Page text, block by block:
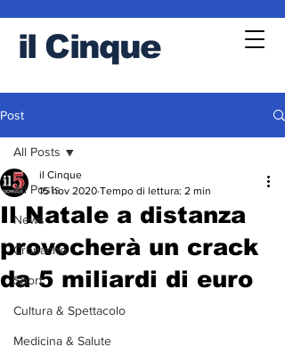
il Cinque
Post
All Posts
News
Cronache
Sport
Cultura & Spettacolo
Medicina & Salute
All Posts
Il Natale a distanza
provocherà un crack
da 5 miliardi di euro
il Cinque
15 nov 2020 Tempo di lettura: 2 min